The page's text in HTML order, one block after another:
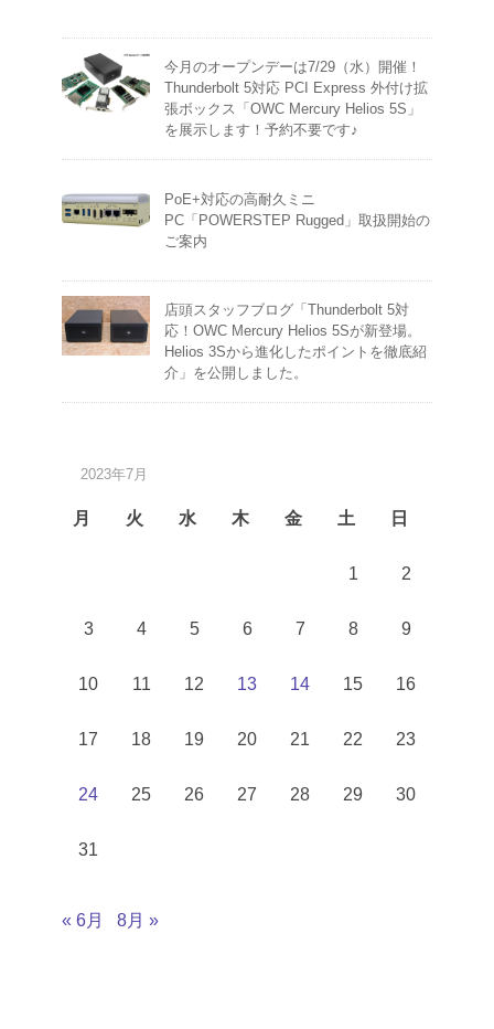
今月のオープンデーは7/29（水）開催！
Thunderbolt 5対応 PCI Express 外付け拡
張ボックス「OWC Mercury Helios 5S」
を展示します！予約不要です♪
PoE+対応の高耐久ミニ
PC「POWERSTEP Rugged」取扱開始の
ご案内
店頭スタッフブログ「Thunderbolt 5対
応！OWC Mercury Helios 5Sが新登場。
Helios 3Sから進化したポイントを徹底紹
介」を公開しました。
2023年7月
月 火 水 木 金 土 日
1 2
3 4 5 6 7 8 9
10 11 12 13 14 15 16
17 18 19 20 21 22 23
24 25 26 27 28 29 30
31
« 6月 8月 »